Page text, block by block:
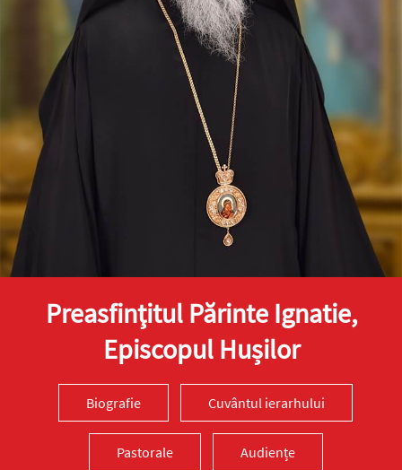
Preasfinţitul Părinte Ignatie,
Episcopul Hușilor
Biografie Cuvântul ierarhului
Pastorale Audiențe